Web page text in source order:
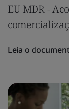
EU MDR -
Leia o